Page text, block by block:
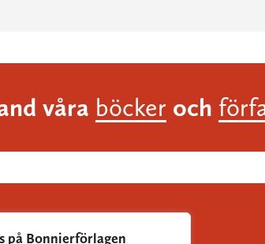
på Bonnierförlagen
våra böcker och